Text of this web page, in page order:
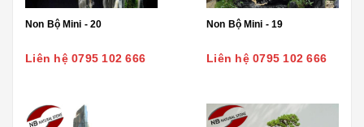
Non Bộ Mini - 20
Liên hệ 0795 102 666
Non Bộ Mini - 19
Liên hệ 0795 102 666